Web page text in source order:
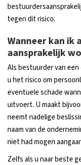
tegen dit risico.
Wanneer kan ik
aansprakelijk
Als bestuurder van
u het risico om
eventuele schade
uitvoert. U maakt
neemt nadelige
naam van de
niet had mogen
Zelfs als u naar beste